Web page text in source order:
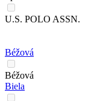
U.S. POLO ASSN.
Béžová
Béžová
Biela